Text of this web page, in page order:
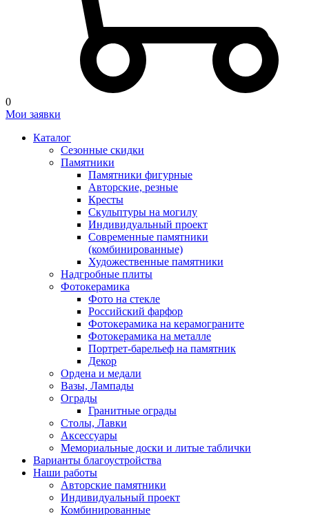
0
Мои заявки
Каталог
Сезонные скидки
Памятники
Памятники фигурные
Авторские, резные
Кресты
Скульптуры на могилу
Индивидуальный проект
Современные памятники
(комбинированные)
Художественные памятники
Надгробные плиты
Фотокерамика
Фото на стекле
Российский фарфор
Фотокерамика на керамограните
Фотокерамика на металле
Портрет-барельеф на памятник
Декор
Ордена и медали
Вазы, Лампады
Ограды
Гранитные ограды
Столы, Лавки
Аксессуары
Мемориальные доски и литые таблички
Варианты благоустройства
Наши работы
Авторские памятники
Индивидуальный проект
Комбинированные